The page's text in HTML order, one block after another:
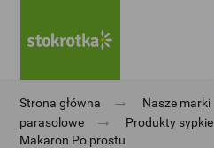
Strona główna → Nasze marki
parasolowe
→ Produkty sypkie
Makaron Po prostu